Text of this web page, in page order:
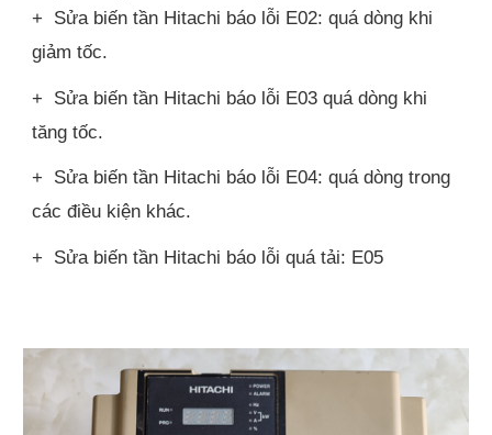
+ Sửa biến tần Hitachi báo lỗi E02: quá dòng khi
giảm tốc.
+ Sửa biến tần Hitachi báo lỗi E03 quá dòng khi
tăng tốc.
+ Sửa biến tần Hitachi báo lỗi E04: quá dòng trong
các điều kiện khác.
+ Sửa biến tần Hitachi báo lỗi quá tải: E05